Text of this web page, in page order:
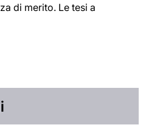
di merito. Le tesi a